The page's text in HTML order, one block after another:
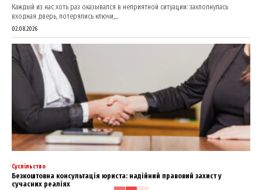
Каждый из нас хоть раз оказывался в неприятной ситуации: захлопнулась
входная дверь, потерялись ключи,...
02.08.2026
Суспільство
Безкоштовна консультація юриста: надійний правовий захист у
сучасних реаліях